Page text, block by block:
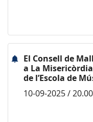
El Consell de
a La
de l’Escola de
10-09-2025 /